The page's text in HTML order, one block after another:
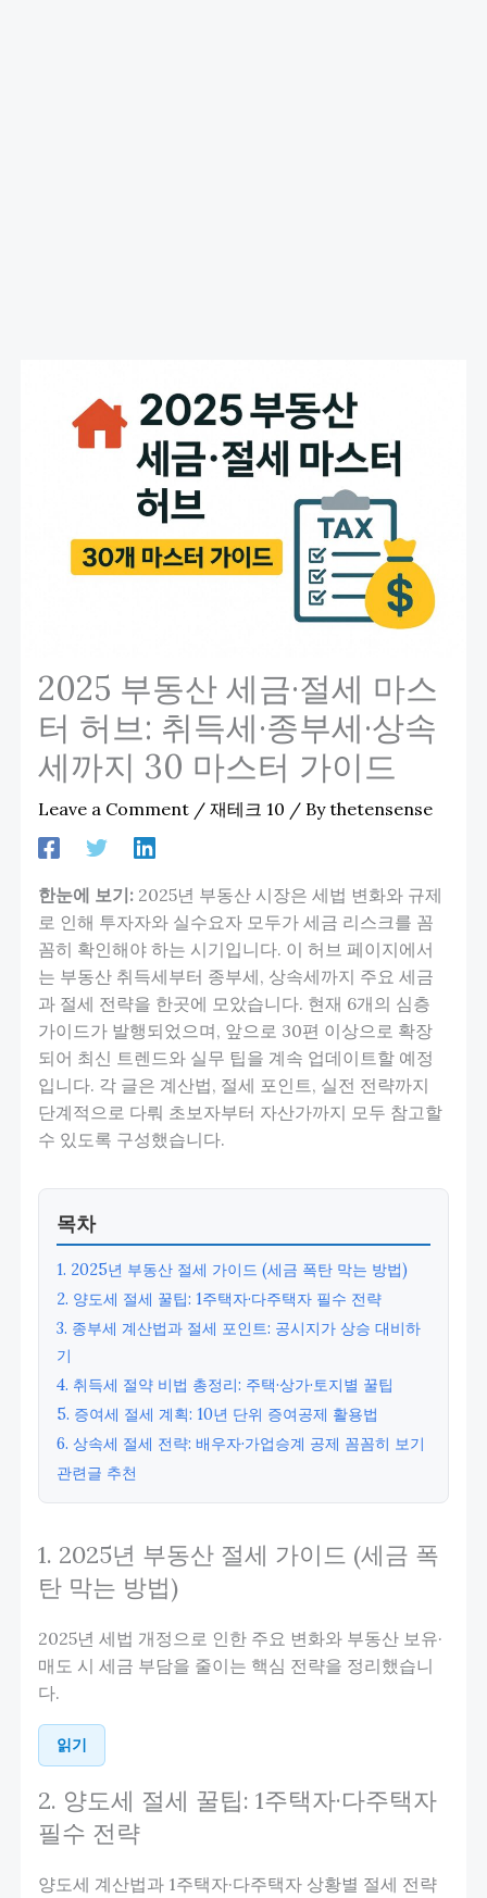
2025 부동산 세금·절세 마스
터 허브: 취득세·종부세·상속
세까지 30 마스터 가이드
Leave a Comment / 재테크 10 / Bythetensense
한눈에 보기:2025년 부동산 시장은 세법 변화와 규제
로 인해 투자자와 실수요자 모두가 세금 리스크를 꼼
꼼히 확인해야 하는 시기입니다. 이 허브 페이지에서
는 부동산 취득세부터 종부세, 상속세까지 주요 세금
과 절세 전략을 한곳에 모았습니다. 현재 6개의 심층
가이드가 발행되었으며, 앞으로 30편 이상으로 확장
되어 최신 트렌드와 실무 팁을 계속 업데이트할 예정
입니다. 각 글은 계산법, 절세 포인트, 실전 전략까지
단계적으로 다뤄 초보자부터 자산가까지 모두 참고할
수 있도록 구성했습니다.
목차
1. 2025년 부동산 절세 가이드 (세금 폭탄 막는 방법)
2. 양도세 절세 꿀팁: 1주택자·다주택자 필수 전략
3. 종부세 계산법과 절세 포인트: 공시지가 상승 대비하
기
4. 취득세 절약 비법 총정리: 주택·상가·토지별 꿀팁
5. 증여세 절세 계획: 10년 단위 증여공제 활용법
6. 상속세 절세 전략: 배우자·가업승계 공제 꼼꼼히 보기
관련글 추천
1. 2025년 부동산 절세 가이드 (세금 폭
탄 막는 방법)
2025년 세법 개정으로 인한 주요 변화와 부동산 보유·
매도 시 세금 부담을 줄이는 핵심 전략을 정리했습니
다.
읽기
2. 양도세 절세 꿀팁: 1주택자·다주택자
필수 전략
양도세 계산법과 1주택자·다주택자 상황별 절세 전략